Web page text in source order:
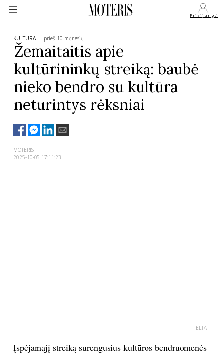
Prisijungti
VEIDAI
MONARCHIJA
MADA
GROŽIS
KULTŪRA
KULTŪRA prieš 10 mėnesių
Žemaitaitis apie
kultūrininkų streiką: baubė
nieko bendro su kultūra
neturintys rėksniai
MOTERIS
2025-10-05 17:11:23
ELTA
Įspėjamąjį streiką surengusius kultūros bendruomenės